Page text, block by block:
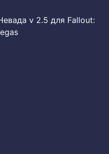
v 2.5 для Fallout: